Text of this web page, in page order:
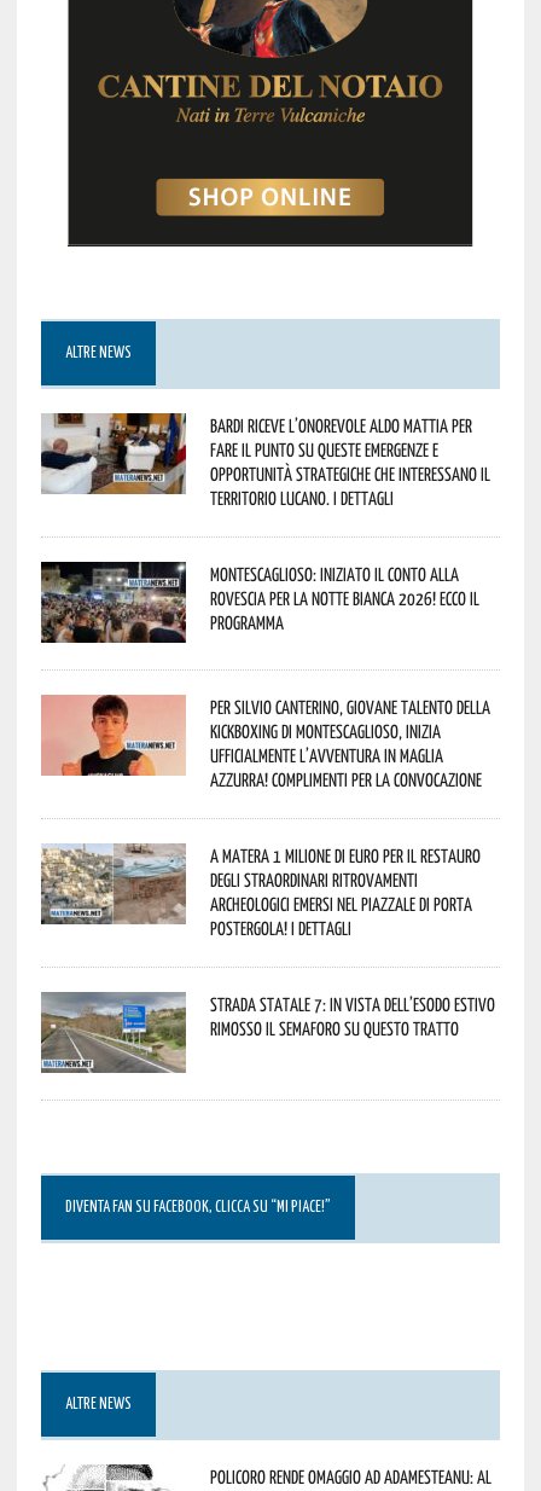
ALTRE NEWS
Bardi riceve l’onorevole Aldo Mattia per
fare il punto su queste emergenze e
opportunità strategiche che interessano il
territorio lucano. I dettagli
Montescaglioso: iniziato il conto alla
rovescia per la Notte Bianca 2026! Ecco il
programma
Per Silvio Canterino, giovane talento della
kickboxing di Montescaglioso, inizia
ufficialmente l’avventura in maglia
azzurra! Complimenti per la convocazione
A Matera 1 milione di euro per il restauro
degli straordinari ritrovamenti
archeologici emersi nel piazzale di Porta
Postergola! I dettagli
Strada statale 7: in vista dell’esodo estivo
rimosso il semaforo su questo tratto
DIVENTA FAN SU FACEBOOK, CLICCA SU “MI PIACE!”
ALTRE NEWS
Policoro rende omaggio ad Adamesteanu: al